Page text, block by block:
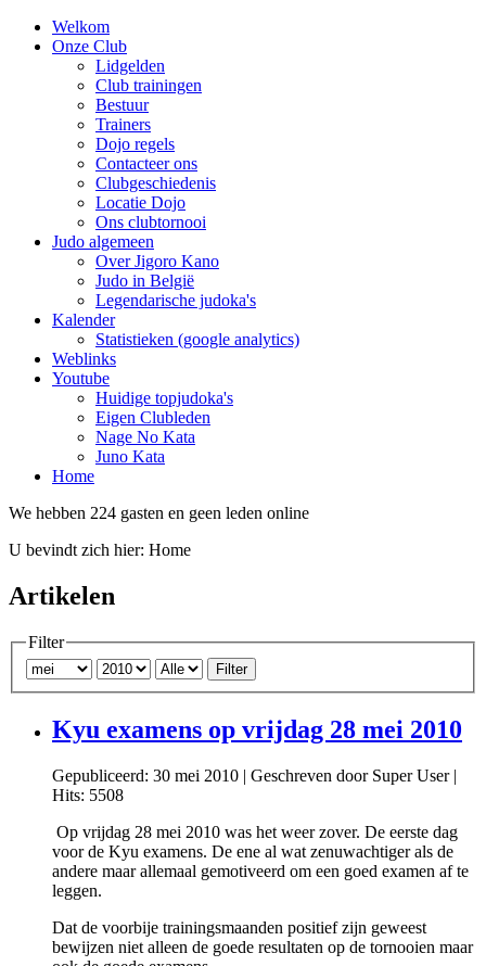
Welkom
Onze Club
Lidgelden
Club trainingen
Bestuur
Trainers
Dojo regels
Contacteer ons
Clubgeschiedenis
Locatie Dojo
Ons clubtornooi
Judo algemeen
Over Jigoro Kano
Judo in België
Legendarische judoka's
Kalender
Statistieken (google analytics)
Weblinks
Youtube
Huidige topjudoka's
Eigen Clubleden
Nage No Kata
Juno Kata
Home
We hebben 224 gasten en geen leden online
U bevindt zich hier: Home
Artikelen
Filter
Filter
Kyu examens op vrijdag 28 mei 2010
Gepubliceerd: 30 mei 2010 | Geschreven door Super User|
Hits: 5508
Op vrijdag 28 mei 2010 was het weer zover. De eerste dag
voor de Kyu examens. De ene al wat zenuwachtiger als de
andere maar allemaal gemotiveerd om een goed examen af te
leggen.
Dat de voorbije trainingsmaanden positief zijn geweest
bewijzen niet alleen de goede resultaten op de tornooien maar